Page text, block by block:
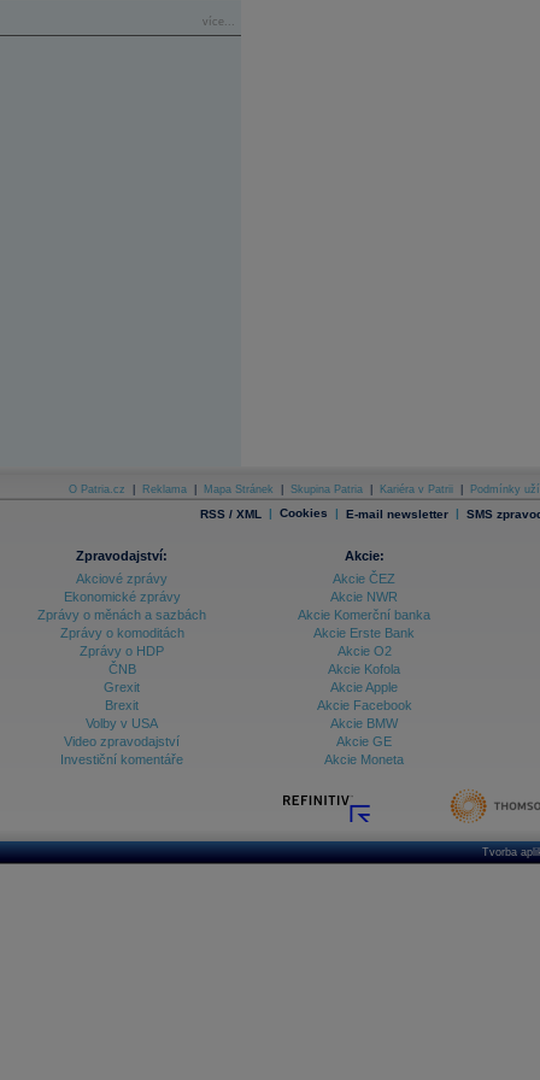
více...
O Patria.cz Reklama Mapa Stránek Skupina Patria Kariéra v Patrii Podmínky
RSS / XML | Cookies | E-mail newsletter | SMS
Zpravodajství:
Akciové zprávy
Ekonomické zprávy
Zprávy o měnách a sazbách
Zprávy o komoditách
Zprávy o HDP
ČNB
Grexit
Brexit
Volby v USA
Video zpravodajství
Investiční komentáře
Akcie:
Akcie ČEZ
Akcie NWR
Akcie Komerční banka
Akcie Erste Bank
Akcie O2
Akcie Kofola
Akcie Apple
Akcie Facebook
Akcie BMW
Akcie GE
Akcie Moneta
Tvorba